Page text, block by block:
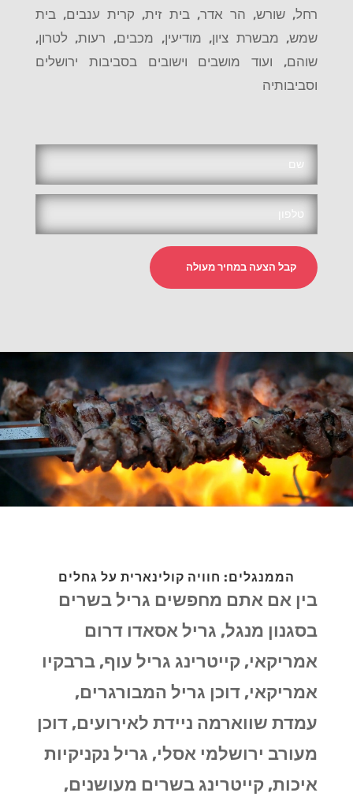
רחל, שורש, הר אדר, בית זית, קרית ענבים, בית
שמש, מבשרת ציון, מודיעין, מכבים, רעות, לטרון,
שוהם, ועוד מושבים וישובים בסביבות ירושלים
וסביבותיה
קבל הצעה במחיר מעולה
הממנגלים: חוויה קולינארית על גחלים
בין אם אתם מחפשים גריל בשרים
בסגנון מנגל, גריל אסאדו דרום
אמריקאי, קייטרינג גריל עוף, ברבקיו
אמריקאי, דוכן גריל המבורגרים,
עמדת שווארמה ניידת לאירועים, דוכן
מעורב ירושלמי אסלי, גריל נקניקיות
איכות, קייטרינג בשרים מעושנים,